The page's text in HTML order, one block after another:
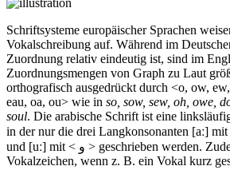
Schriftsysteme europäischer Sprachen
Vokalschreibung auf. Während im
Zuordnung relativ eindeutig ist, sind im
Zuordnungsmengen von Graph zu Laut
orthografisch ausgedrückt durch <o, ow,
eau, oa, ou> wie in so, sow, sew, oh, owe,
soul. Die arabische Schrift ist eine
in der nur die drei Langkonsonanten [aː] mit
und [uː] mit < و > geschrieben werden.
Vokalzeichen, wenn z. B. ein Vokal kurz